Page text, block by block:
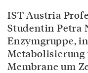
IST Austria
Studentin Petra
Enzymgruppe,
Membrane um